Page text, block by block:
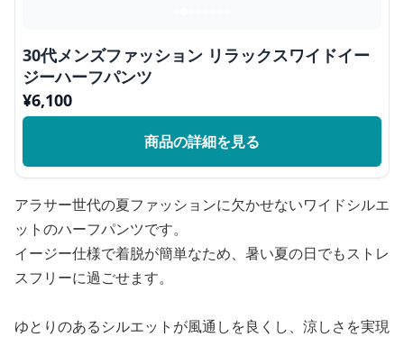
30代メンズファッション リラックスワイドイー
ジーハーフパンツ
¥6,100
商品の詳細を見る
アラサー世代の夏ファッションに欠かせないワイドシルエ
ットのハーフパンツです。
イージー仕様で着脱が簡単なため、暑い夏の日でもストレ
スフリーに過ごせます。
ゆとりのあるシルエットが風通しを良くし、涼しさを実現